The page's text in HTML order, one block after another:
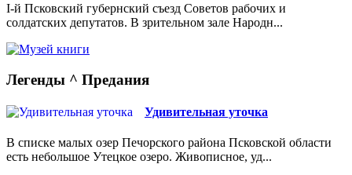
I-й Псковский губернский съезд Советов рабочих и
солдатских депутатов. В зрительном зале Народн...
Легенды ^ Предания
Удивительная уточка
В списке малых озер Печорского района Псковской области
есть небольшое Утецкое озеро. Живописное, уд...